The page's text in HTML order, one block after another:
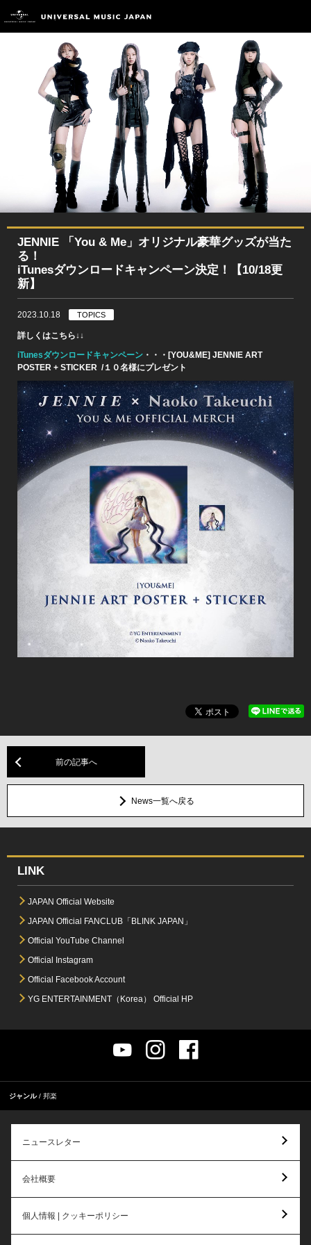
JENNIE 「You & Me」オリジナル豪華グッズが当た
る！
iTunesダウンロードキャンペーン決定！【10/18更
新】
2023.10.18 TOPICS
詳しくはこちら↓↓
iTunesダウンロードキャンペーン ・・・ [YOU&ME] JENNIE ART
POSTER + STICKER /１０名様にプレゼント
前の記事へ
News一覧へ戻る
LINK
JAPAN Official Website
JAPAN Official FANCLUB「BLINK JAPAN」
Official YouTube Channel
Official Instagram
Official Facebook Account
YG ENTERTAINMENT（Korea） Official HP
ジャンル 邦楽
ニュースレター
会社概要
個人情報 | クッキーポリシー